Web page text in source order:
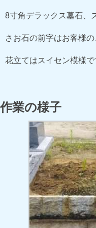
8寸角デラックス墓石、
さお石の前字はお客様
花立てはスイセン模様で
作業の様子